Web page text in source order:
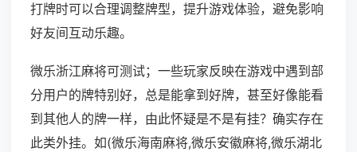
打牌时可以合理调整牌型，提升游戏体验，避免影响
好友间互动乐趣。
微乐浙江麻将可测试；一些玩家反映在游戏中遇到部
分用户的牌特别好，总是能拿到好牌，甚至好像能看
到其他人的牌一样，由此怀疑是不是有挂？确实存在
此类外挂。如(微乐海南麻将,微乐安徽麻将,微乐湖北